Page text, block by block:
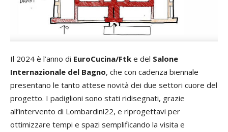
Il 2024 è l’anno di EuroCucina/Ftk e del Salone
Internazionale del Bagno, che con cadenza biennale
presentano le tanto attese novità dei due settori cuore del
progetto. I padiglioni sono stati ridisegnati, grazie
all’intervento di Lombardini22, e riprogettavi per
ottimizzare tempi e spazi semplificando la visita e